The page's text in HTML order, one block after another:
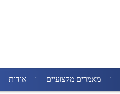
מאמרים מקצועיים אודות